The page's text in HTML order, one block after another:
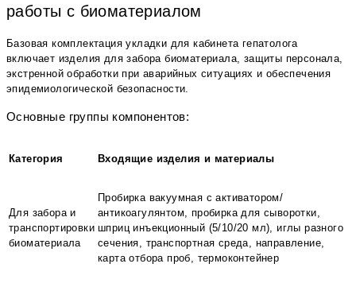
работы с биоматериалом
Базовая комплектация укладки для кабинета гепатолога
включает изделия для забора биоматериала, защиты персонала,
экстренной обработки при аварийных ситуациях и обеспечения
эпидемиологической безопасности.
Основные группы компонентов:
Категория Входящие изделия и материалы
Для забора и
транспортировки
биоматериала
Пробирка вакуумная с активатором/
антикоагулянтом, пробирка для сыворотки,
шприц инъекционный (5/10/20 мл), иглы разного
сечения, транспортная среда, направление,
карта отбора проб, термоконтейнер